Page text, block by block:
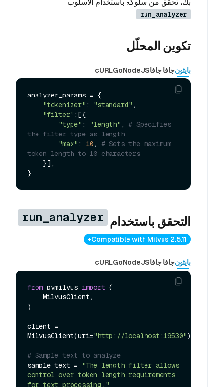
بك، تحقق من سلوكه باستخدام الأسلوب
run_analyzer
.
تكوين المحلّل
بايثونجافا جافاNodeJS
Go
cURL
analyzer_params = {
"tokenizer" : "standard" ,
"filter" :[{
"type" : "length" , # Specifies
the filter type as length
"max" : 10, # Sets the maximum
token length to 10 characters
التحقق باستخدام run_analyzer
Compatible with Milvus 2.5.11+
بايثونجافا جافاNodeJS
Go
cURL
from pymilvus import (
)
client =
MilvusClient(uri="http://localhost:19530")
# Sample text to analyze
sample_text =
"The length filter allows
control over token length requirements
for text processing."